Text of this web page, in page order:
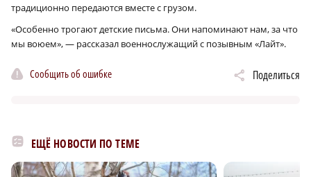
традиционно передаются вместе с грузом.
«Особенно трогают детские письма. Они напоминают нам, за что
мы воюем», — рассказал военнослужащий с позывным «Лайт».
Сообщить об ошибке Поделиться
ЕЩЁ НОВОСТИ ПО ТЕМЕ